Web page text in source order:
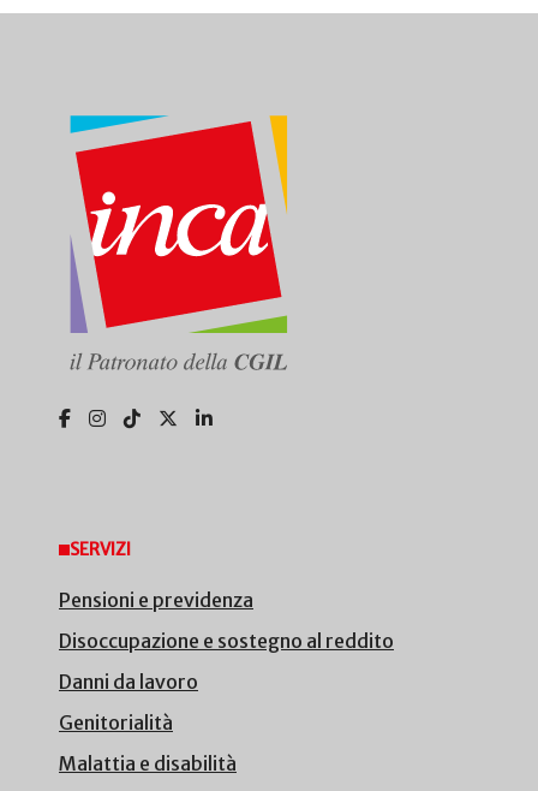
SERVIZI
Pensioni e previdenza
Disoccupazione e sostegno al reddito
Danni da lavoro
Genitorialità
Malattia e disabilità